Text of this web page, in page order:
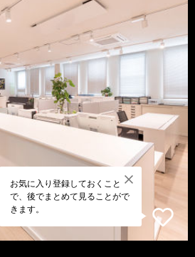
お気に入り登録しておくこと
で、後でまとめて見ることがで
きます。